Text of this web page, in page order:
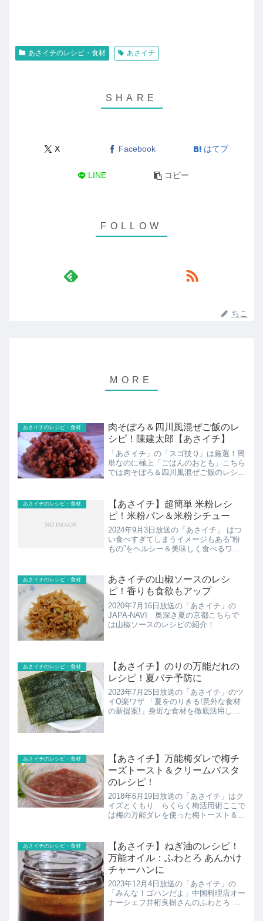
あさイチのレシピ・食材 あさイチ
X Facebook はてブ
LINE コピー
ちこ
あさイチのレシピ・食材
肉そぼろ＆四川風混ぜご飯のレ
シピ！陳建太郎【あさイチ】
「あさイチ」の「スゴ技Ｑ」は厳選！簡
単なのに極上「ごはんのおとも」こちら
では肉そぼろ＆四川風混ぜご飯のレシピ
あさイチのレシピ・食材
【あさイチ】超簡単 米粉レシ
ピ！米粉パン＆米粉シチュー
2024年9月3日放送の「あさイチ」 はつ
い食べすぎてしまうイメージもある“粉
もの”をヘルシー＆美味しく食べるワザ
ン＆米粉シチューのレシピの紹介です
あさイチのレシピ・食材
あさイチの山椒ソースのレシ
ピ！香りも食欲もアップ
2020年7月16日放送の「あさイチ」の
JAPA-NAVI 奥深き夏の京都こちらで
は山椒ソースのレシピの紹介！
あさイチのレシピ・食材
【あさイチ】のりの万能だれの
レシピ！夏バテ予防に
2023年7月25日放送の「あさイチ」のツ
イQ楽ワザ 「夏をのりきる!意外な食材
の新提案!」身近な食材を徹底活用して
あさイチのレシピ・食材
【あさイチ】万能梅ダレで梅チ
ーズトースト＆クリームパスタ
のレシピ！
2018年6月19日放送の「あさイチ」はク
イズとくもり らくらく梅活用術ここで
は梅の万能ダレを使った梅トースト＆ク
あさイチのレシピ・食材
【あさイチ】ねぎ油のレシピ！
万能オイル：ふわとろ あんかけ
チャーハンに
2023年12月4日放送の「あさイチ」の
「みんな！ゴハンだよ」中国料理店オー
ナーシェフ井桁良樹さんのふわとろ あ